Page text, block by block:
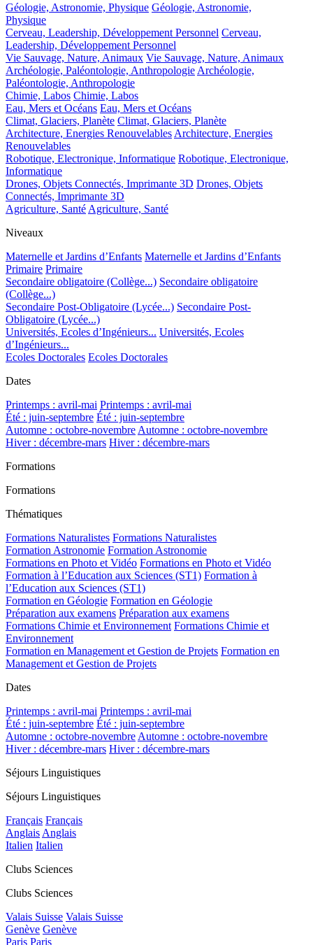
Géologie, Astronomie, Physique Géologie, Astronomie,
Physique
Cerveau, Leadership, Développement Personnel Cerveau,
Leadership, Développement Personnel
Vie Sauvage, Nature, Animaux Vie Sauvage, Nature, Animaux
Archéologie, Paléontologie, Anthropologie Archéologie,
Paléontologie, Anthropologie
Chimie, Labos Chimie, Labos
Eau, Mers et Océans Eau, Mers et Océans
Climat, Glaciers, Planète Climat, Glaciers, Planète
Architecture, Energies Renouvelables Architecture, Energies
Renouvelables
Robotique, Electronique, Informatique Robotique, Electronique,
Informatique
Drones, Objets Connectés, Imprimante 3D Drones, Objets
Connectés, Imprimante 3D
Agriculture, Santé Agriculture, Santé
Niveaux
Maternelle et Jardins d’Enfants Maternelle et Jardins d’Enfants
Primaire Primaire
Secondaire obligatoire (Collège...) Secondaire obligatoire
(Collège...)
Secondaire Post-Obligatoire (Lycée...) Secondaire Post-
Obligatoire (Lycée...)
Universités, Ecoles d’Ingénieurs... Universités, Ecoles
d’Ingénieurs...
Ecoles Doctorales Ecoles Doctorales
Dates
Printemps : avril-mai Printemps : avril-mai
Été : juin-septembre Été : juin-septembre
Automne : octobre-novembre Automne : octobre-novembre
Hiver : décembre-mars Hiver : décembre-mars
Formations
Formations
Thématiques
Formations Naturalistes Formations Naturalistes
Formation Astronomie Formation Astronomie
Formations en Photo et Vidéo Formations en Photo et Vidéo
Formation à l’Education aux Sciences (ST1) Formation à
l’Education aux Sciences (ST1)
Formation en Géologie Formation en Géologie
Préparation aux examens Préparation aux examens
Formations Chimie et Environnement Formations Chimie et
Environnement
Formation en Management et Gestion de Projets Formation en
Management et Gestion de Projets
Dates
Printemps : avril-mai Printemps : avril-mai
Été : juin-septembre Été : juin-septembre
Automne : octobre-novembre Automne : octobre-novembre
Hiver : décembre-mars Hiver : décembre-mars
Séjours Linguistiques
Séjours Linguistiques
Français Français
Anglais Anglais
Italien Italien
Clubs Sciences
Clubs Sciences
Valais Suisse Valais Suisse
Genève Genève
Paris Paris